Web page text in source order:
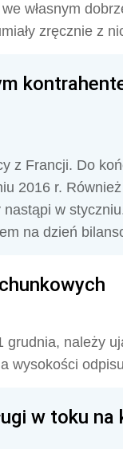
własnym
zręcznie z
z Francji. Do
2016 r.
w
na dzień
grudnia, należy
wysokości
w toku na